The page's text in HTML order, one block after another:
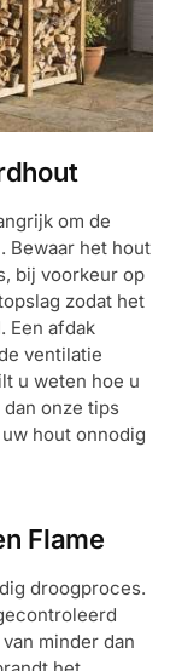
om de
Bewaar het hout
bij voorkeur op
zodat het
Een afdak
ventilatie
u weten hoe u
onze tips
hout onnodig
Flame
droogproces.
minder dan